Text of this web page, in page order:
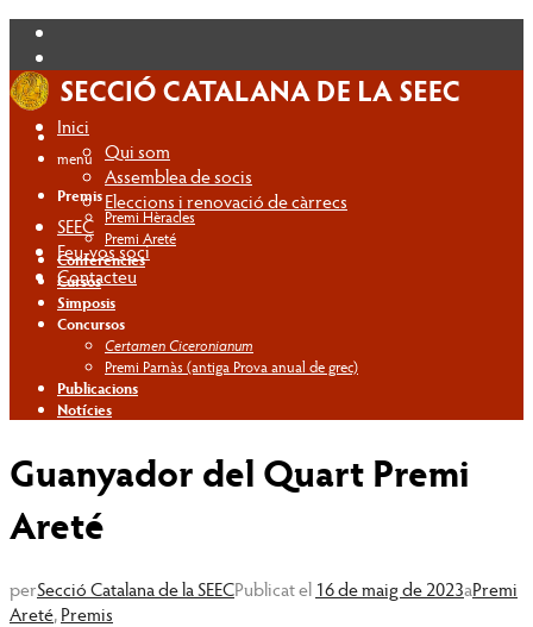
Inici
Qui som
Assemblea de socis
Eleccions i renovació de càrrecs
SEEC
Feu-vos soci
Contacteu
menú
Premis
Premi Hèracles
Premi Areté
Conferències
Cursos
Simposis
Concursos
Certamen Ciceronianum
Premi Parnàs (antiga Prova anual de grec)
Publicacions
Notícies
Guanyador del Quart Premi
Areté
perSecció Catalana de la SEECPublicat el 16 de maig de 2023aPremi
Areté,Premis